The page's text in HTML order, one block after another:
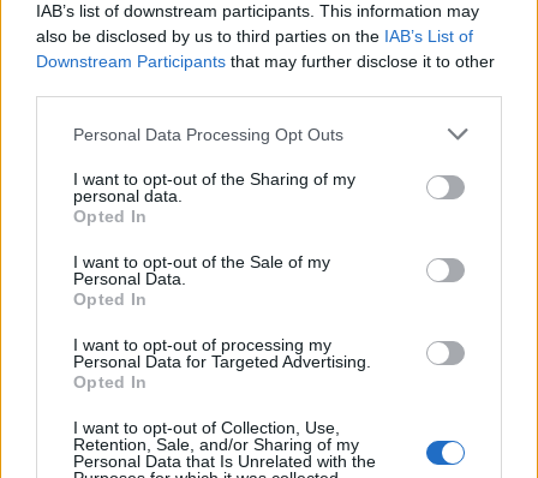
IAB’s list of downstream participants. This information may
also be disclosed by us to third parties on the IAB’s List of
Downstream Participants that may further disclose it to other
Please note that this website/app uses one or more Google
not limited to your visit or usage behaviour. You may click to
grant or deny consent to Google and its third-party tags to
use your data for below specified purposes in below Google
consent section.
Personal Data Processing Opt Outs
I want to opt-out of the Sharing of my
personal data.
Opted In
I want to opt-out of the Sale of my
Personal Data.
Opted In
I want to opt-out of processing my
Personal Data for Targeted Advertising.
Opted In
I want to opt-out of Collection, Use,
Retention, Sale, and/or Sharing of my
Personal Data that Is Unrelated with the
mismo sistema de juego en toda su carrera, el clásico 4-4-2.
Sus equipos suelen ser compactos, defensivamente bien
estructurados y con un juego de ataque basado en la
velocidad y verticalidad. Sus equipos no tienen el balón por
tenerlo, son directos y buscan la portería contraria.
Normalmente se adapta a sus jugadores para perfilar el
estilo de juego, pero en ataque le gusta que los extremos en
dejar el espacio libre a los laterales. En Valencia lo hacía